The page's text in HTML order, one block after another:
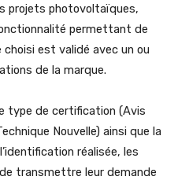
projets photovoltaïques,
permettant de
est validé avec un ou
de la marque.
type de certification (Avis
Nouvelle) ainsi que la
réalisée, les
transmettre leur demande